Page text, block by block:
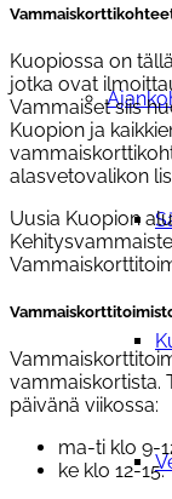
Kuopiossa on
jotka ovat
Vammaiset siis
Kuopion ja
alasvetovalikon
Uusia Kuopion
vammaiskortista.
päivänä viikossa:
ma-ti klo 9-
ke klo 12-15.